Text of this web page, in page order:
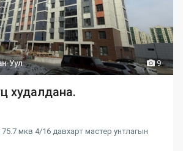
9
Уул
худалдана.
мкв 4/16 давхарт мастер унтлагын